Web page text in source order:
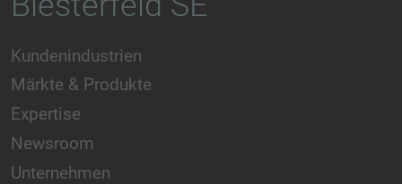
Kundenindustrien
Märkte & Produkte
Expertise
Newsroom
Unternehmen